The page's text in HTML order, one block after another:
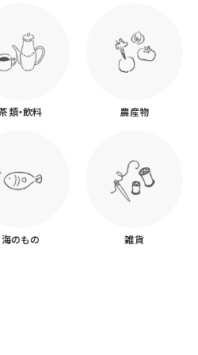
類・飲料 農産物
海のもの 雑貨